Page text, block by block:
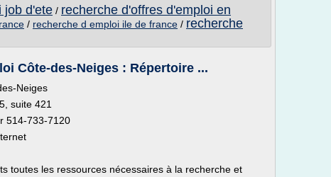
job d'ete / recherche d'offres d'emploi en
/ recherche d emploi ile de france / recherche
Côte-des-Neiges : Répertoire ...
Neiges
suite 421
514-733-7120
toutes les ressources nécessaires à la recherche et